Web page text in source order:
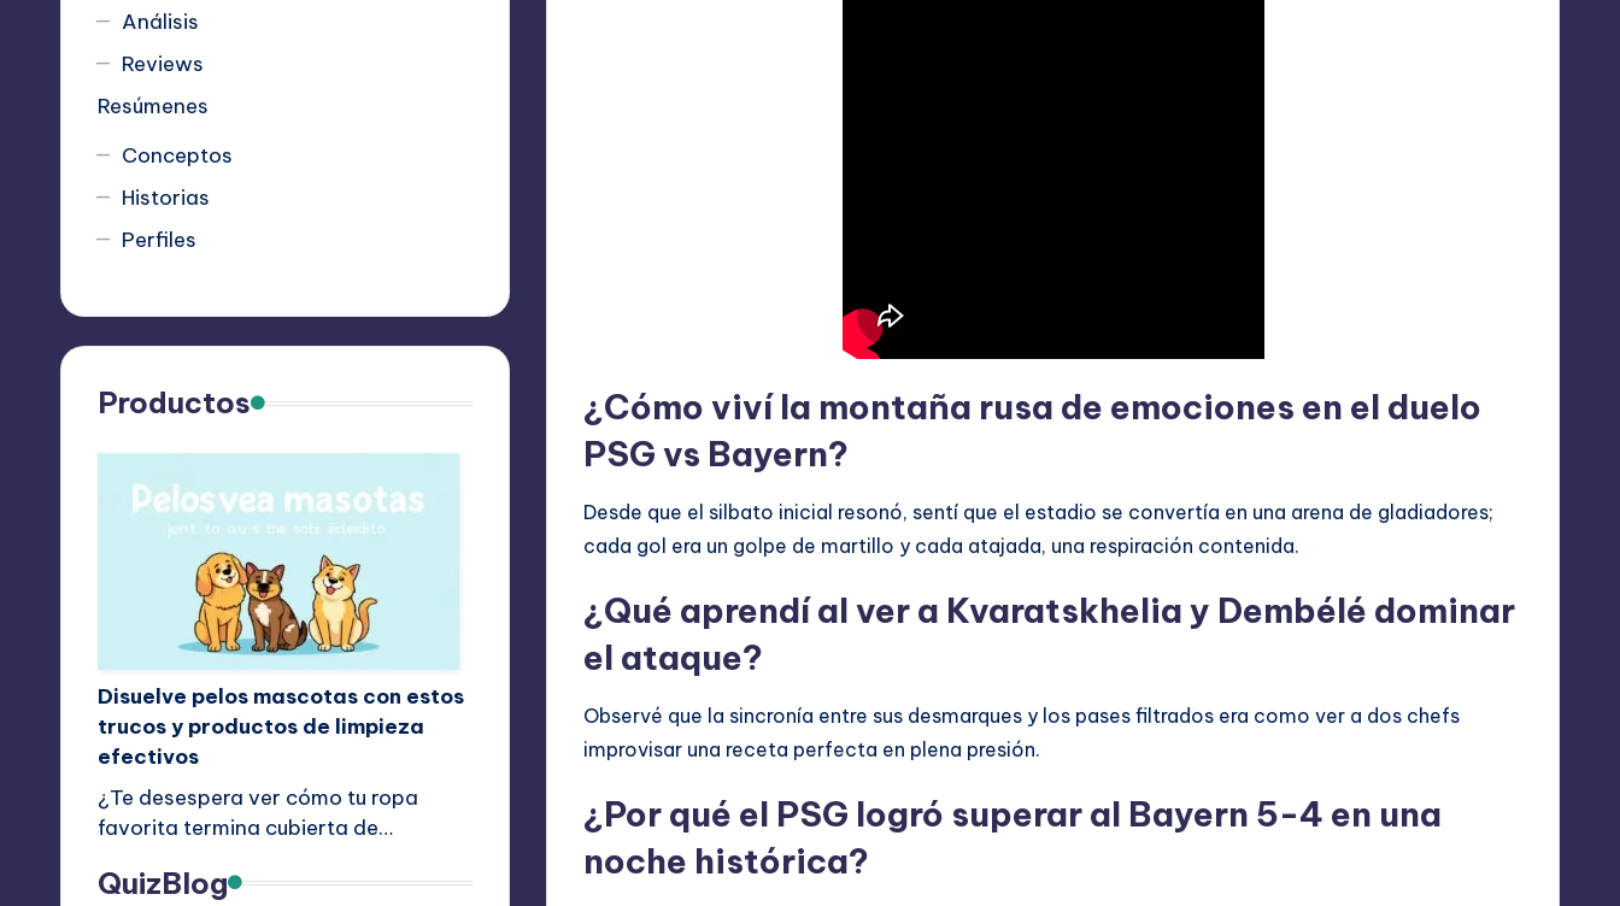
¿Cómo viví la montaña rusa de emociones en el duelo
PSG vs Bayern?
Desde que el silbato inicial resonó, sentí que el estadio se convertía en una arena de gladiadores;
cada gol era un golpe de martillo y cada atajada, una respiración contenida.
¿Qué aprendí al ver a Kvaratskhelia y Dembélé dominar
el ataque?
Observé que la sincronía entre sus desmarques y los pases filtrados era como ver a dos chefs
improvisar una receta perfecta en plena presión.
¿Por qué el PSG logró superar al Bayern 5-4 en una
noche histórica?
Análisis
Reviews
Resúmenes
Conceptos
Historias
Perfiles
Productos
Disuelve pelos mascotas con estos
trucos y productos de limpieza
efectivos
¿Te desespera ver cómo tu ropa
favorita termina cubierta de…
QuizBlog